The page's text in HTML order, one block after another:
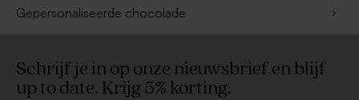
Gepersonaliseerde chocolade
Schrijf je in op onze nieuwsbrief en blijf
up to date. Krijg 5% korting.